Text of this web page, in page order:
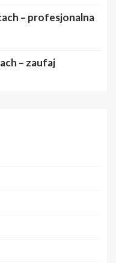
– profesjonalna
– zaufaj